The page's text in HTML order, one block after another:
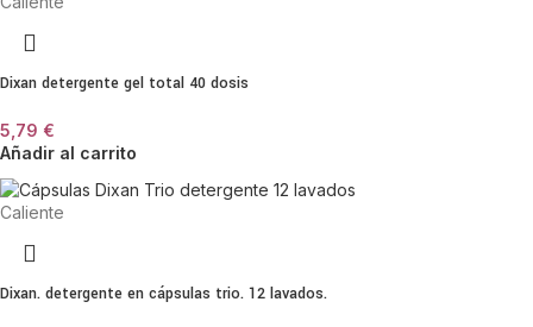
Dixan detergente gel total 40 dosis
5,79 €
Añadir al carrito
Caliente
Dixan. detergente en cápsulas trio. 12 lavados.